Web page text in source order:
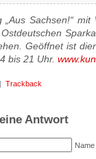
„Aus Sachsen!“
Geöffnet ist
bis 21 Uhr.
Trackback
Antwort